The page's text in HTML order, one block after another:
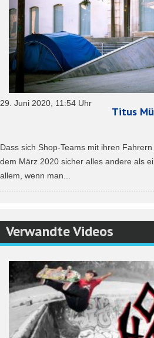
29. Juni 2020, 11:54 Uhr
Titus
Dass sich Shop-Teams mit ihren
dem März 2020 sicher alles andere als
allem, wenn man...
Verwandte Videos